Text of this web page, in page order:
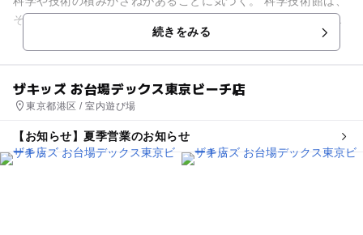
そんな科学の面白さや身近な不思議さをさまざまな展示とワー
クショップによって紹介...続きをみる
ザキッズ お台場デックス東京ビーチ店
東京都港区 / 室内遊び場
【お知らせ】夏季営業のお知らせ